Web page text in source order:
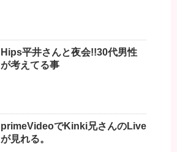
Hips平井さんと夜会!!30代男性
が考えてる事
primeVideoでKinki兄さんのLive
が見れる。